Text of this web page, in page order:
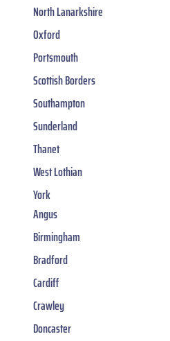
North Lanarkshire
Oxford
Portsmouth
Scottish Borders
Southampton
Sunderland
Thanet
West Lothian
York
Angus
Birmingham
Bradford
Cardiff
Crawley
Doncaster